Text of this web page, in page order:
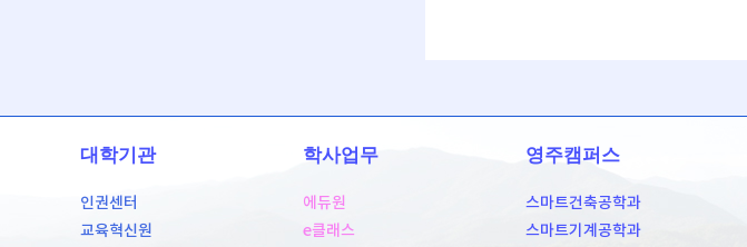
대학기관
인권센터
교육혁신원
학사업무
에듀원
e클래스
영주캠퍼스
스마트건축공학과
스마트기계공학과